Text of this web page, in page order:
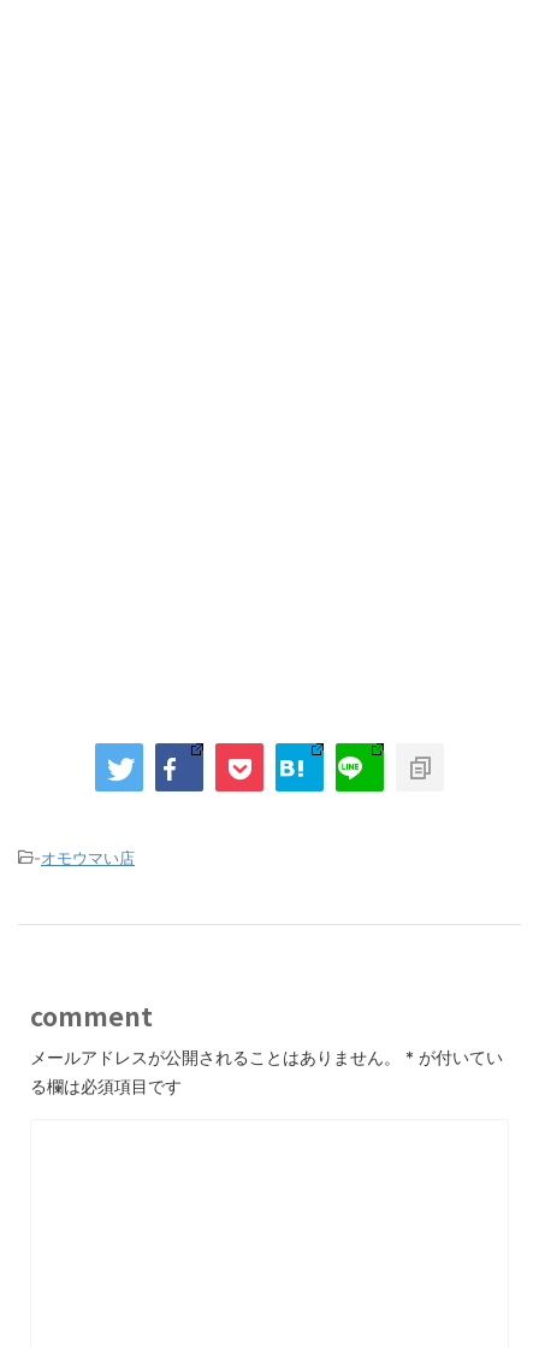
-オモウマい店
comment
メールアドレスが公開されることはありません。 * が付いてい
る欄は必須項目です